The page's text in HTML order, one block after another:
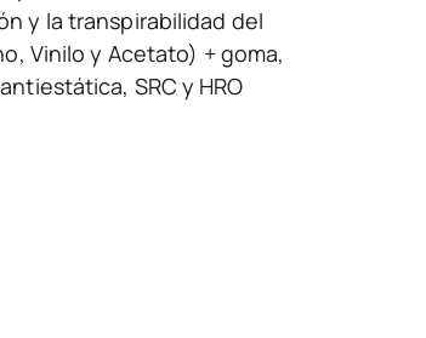
y la transpirabilidad del
Vinilo y Acetato) + goma,
SRC y HRO